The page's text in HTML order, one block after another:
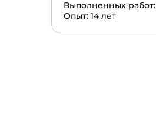
Выполненных работ:
Опыт: 14 лет